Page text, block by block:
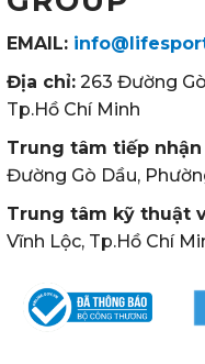
EMAIL:
Địa chỉ:263 Đường
Tp.Hồ Chí Minh
Trung tâm tiếp
Đường Gò Dầu,
Trung tâm kỹ thuật
Vĩnh Lộc, Tp.Hồ Chí